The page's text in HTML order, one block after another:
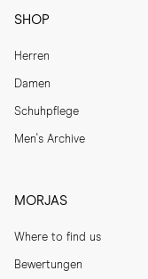
SHOP
Herren
Damen
Schuhpflege
Men's Archive
MORJAS
Where to find us
Bewertungen